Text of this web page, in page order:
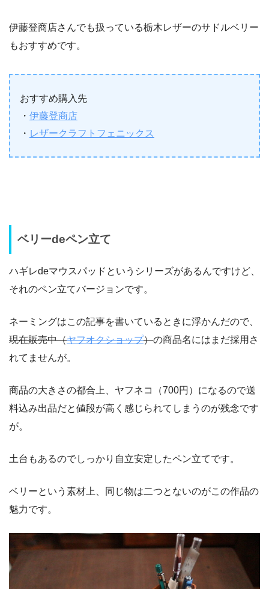
伊藤登商店さんでも扱っている栃木レザーのサドルベリー
もおすすめです。
おすすめ購入先
・ 伊藤登商店
・ レザークラフトフェニックス
ベリーdeペン立て
ハギレdeマウスパッドというシリーズがあるんですけど、
それのペン立てバージョンです。
ネーミングはこの記事を書いているときに浮かんだので、
現在販売中（ヤフオクショップ）の商品名にはまだ採用さ
れてませんが。
商品の大きさの都合上、ヤフネコ（700円）になるので送
料込み出品だと値段が高く感じられてしまうのが残念です
が。
土台もあるのでしっかり自立安定したペン立てです。
ベリーという素材上、同じ物は二つとないのがこの作品の
魅力です。